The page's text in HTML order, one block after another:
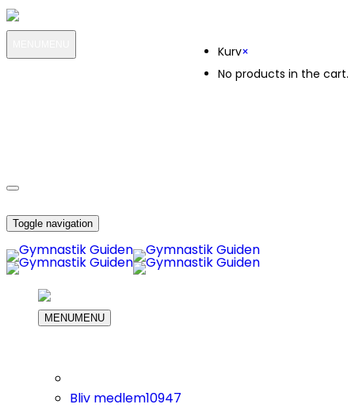
Kurv×
No products in the cart.
Toggle navigation
MENUMENU
Bliv medlem10947